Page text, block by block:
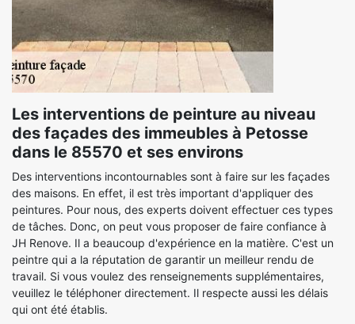
Les interventions de peinture au niveau
des façades des immeubles à Petosse
dans le 85570 et ses environs
Des interventions incontournables sont à faire sur les façades
des maisons. En effet, il est très important d'appliquer des
peintures. Pour nous, des experts doivent effectuer ces types
de tâches. Donc, on peut vous proposer de faire confiance à
JH Renove. Il a beaucoup d'expérience en la matière. C'est un
peintre qui a la réputation de garantir un meilleur rendu de
travail. Si vous voulez des renseignements supplémentaires,
veuillez le téléphoner directement. Il respecte aussi les délais
qui ont été établis.